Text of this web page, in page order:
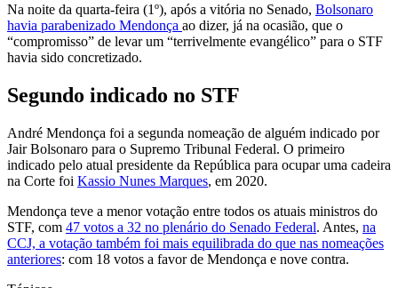
Na noite da quarta-feira (1º), após a vitória no Senado, Bolsonaro
havia parabenizado Mendonça ao dizer, já na ocasião, que o
“compromisso” de levar um “terrivelmente evangélico” para o STF
havia sido concretizado.
Segundo indicado no STF
André Mendonça foi a segunda nomeação de alguém indicado por
Jair Bolsonaro para o Supremo Tribunal Federal. O primeiro
indicado pelo atual presidente da República para ocupar uma cadeira
na Corte foi Kassio Nunes Marques, em 2020.
Mendonça teve a menor votação entre todos os atuais ministros do
STF, com 47 votos a 32 no plenário do Senado Federal. Antes, na
CCJ, a votação também foi mais equilibrada do que nas nomeações
anteriores: com 18 votos a favor de Mendonça e nove contra.